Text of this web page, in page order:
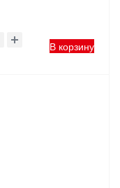
В корзину